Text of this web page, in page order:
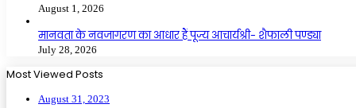
August 1, 2026
मानवता के नवजागरण का आधार हैं पूज्य आचार्यश्री- शैफाली पण्ड्या
July 28, 2026
Most Viewed Posts
August 31, 2023